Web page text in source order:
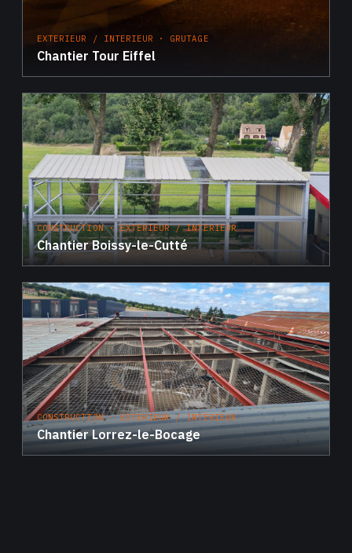
EXTERIEUR / INTERIEUR · GRUTAGE
Chantier Tour Eiffel
CONSTRUCTION · EXTERIEUR / INTERIEUR
Chantier Boissy-le-Cutté
CONSTRUCTION · EXTERIEUR / INTERIEUR
Chantier Lorrez-le-Bocage